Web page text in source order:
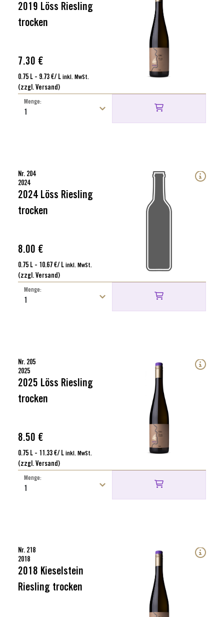
2019 Löss Riesling
trocken
7.30 €
0.75 L - 9.73 €/ L inkl. MwSt.
(zzgl. Versand)
Menge:
Nr. 204
2024
2024 Löss Riesling
trocken
8.00 €
0.75 L - 10.67 €/ L inkl. MwSt.
(zzgl. Versand)
Menge:
Nr. 205
2025
2025 Löss Riesling
trocken
8.50 €
0.75 L - 11.33 €/ L inkl. MwSt.
(zzgl. Versand)
Menge:
Nr. 218
2018
2018 Kieselstein
Riesling trocken